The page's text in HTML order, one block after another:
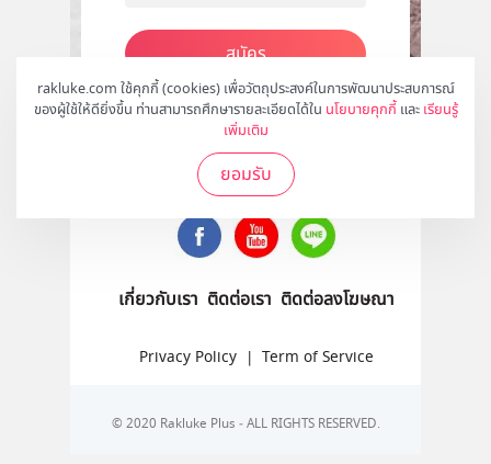
rakluke.com ใช้คุกกี้ (cookies) เพื่อวัตถุประสงค์ในการพัฒนาประสบการณ์
ของผู้ใช้ให้ดียิ่งขึ้น ท่านสามารถศึกษารายละเอียดได้ใน นโยบายคุกกี้ และ เรียนรู้
เพิ่มเติม
ยอมรับ
สมัคร
ติดตามเราได้ที่
เกี่ยวกับเรา ติดต่อเรา ติดต่อลงโฆษณา
Privacy Policy | Term of Service
© 2020 Rakluke Plus - ALL RIGHTS RESERVED.